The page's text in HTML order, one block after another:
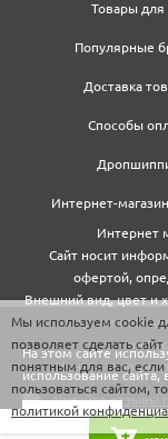
Товары для
Популярные
Доставка
Способы
Интернет-
Интернет
Сайт носит
офертой,
Внешний вид, цвет и
могут не
Цены и условия
На этом сайте
использование
Закрыть
Мы используем cookie
позволяет сделать
понятным для вас,
пользоваться сайтом,
политикой